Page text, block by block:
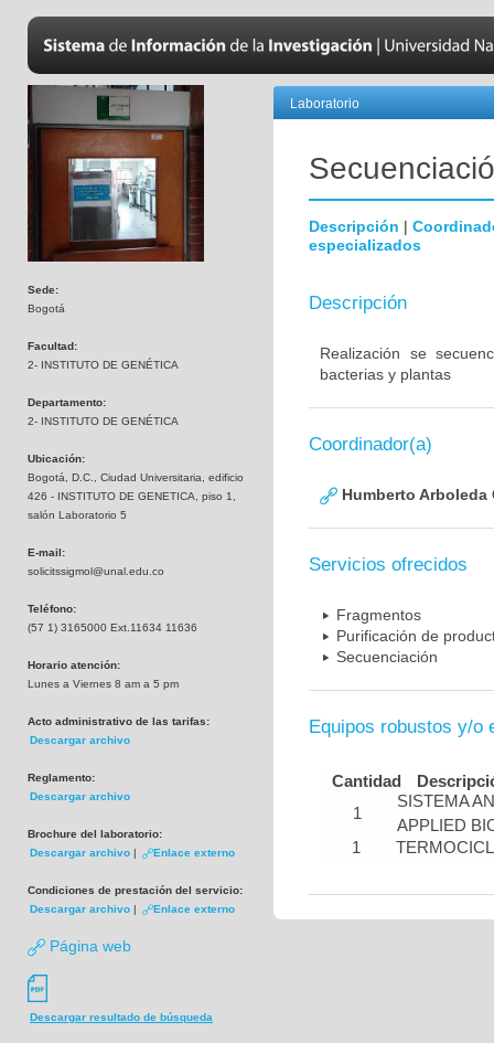
Sede:
Bogotá
Facultad:
2- INSTITUTO DE GENÉTICA
Departamento:
2- INSTITUTO DE GENÉTICA
Ubicación:
Bogotá, D.C., Ciudad Universitaria, edificio
426 - INSTITUTO DE GENETICA, piso 1,
salón Laboratorio 5
E-mail:
solicitssigmol@unal.edu.co
Teléfono:
(57 1) 3165000 Ext.11634 11636
Horario atención:
Lunes a Viernes 8 am a 5 pm
Acto administrativo de las tarifas:
Descargar archivo
Reglamento:
Descargar archivo
Brochure del laboratorio:
Descargar archivo | Enlace externo
Condiciones de prestación del servicio:
Descargar archivo | Enlace externo
Página web
Descargar resultado de búsqueda
Laboratorio
Descripción |
especializados
Descripción
Realización se
bacterias y plantas
Coordinador(a)
Humberto Arboleda
Servicios ofrecidos
Fragmentos
Purificación de
Secuenciación
Equipos robustos y/o
Cantidad
1
SISTEMA
APPLIED
1